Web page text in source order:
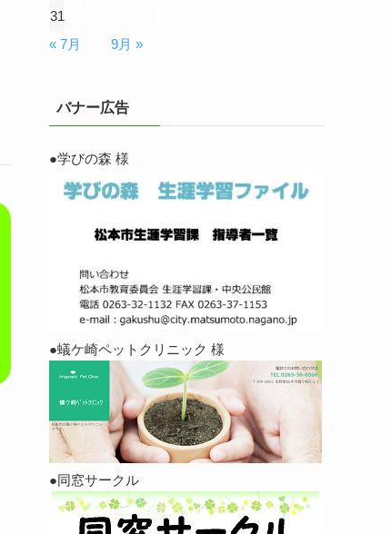
31
« 7月
9月 »
バナー広告
●学びの森 様
●蟻ケ崎ペットクリニック 様
●同窓サークル